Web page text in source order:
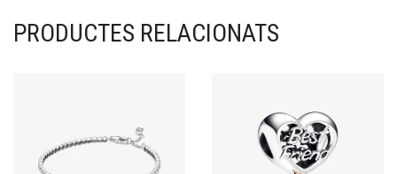
PRODUCTES RELACIONATS